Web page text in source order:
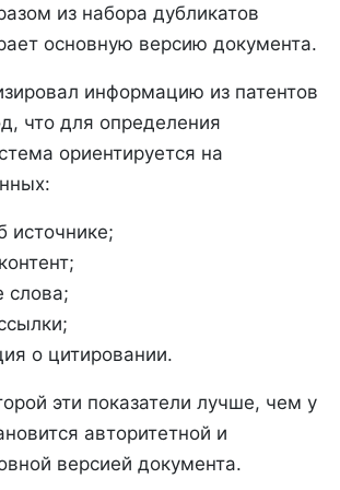
из набора дубликатов
основную версию документа.
информацию из патентов
что для определения
ориентируется на
источнике;
слова;
о цитировании.
эти показатели лучше, чем у
авторитетной и
версией документа.